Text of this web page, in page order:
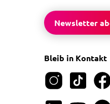
Newsletter
Bleib in Kontakt